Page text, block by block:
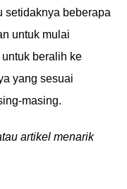
setidaknya beberapa
untuk mulai
beralih ke
yang sesuai
masing.
artikel menarik